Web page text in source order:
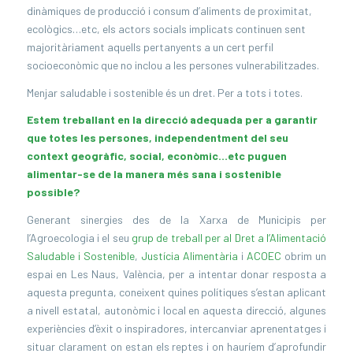
dinàmiques de producció i consum d’aliments de proximitat,
ecològics…etc, els actors socials implicats continuen sent
majoritàriament aquells pertanyents a un cert perfil
socioeconòmic que no inclou a les persones vulnerabilitzades.
Menjar saludable i sostenible és un dret. Per a tots i totes.
Estem treballant en la direcció adequada per a garantir
que totes les persones, independentment del seu
context geogràfic, social, econòmic…etc puguen
alimentar-se de la manera més sana i sostenible
possible?
Generant sinergies des de la Xarxa de Municipis per
l’Agroecologia i el seu grup de treball per al Dret a l’Alimentació
Saludable i Sostenible, Justícia Alimentària i ACOEC obrim un
espai en Les Naus, València, per a intentar donar resposta a
aquesta pregunta, coneixent quines polítiques s’estan aplicant
a nivell estatal, autonòmic i local en aquesta direcció, algunes
experiències d’èxit o inspiradores, intercanviar aprenentatges i
situar clarament on estan els reptes i on hauríem d’aprofundir